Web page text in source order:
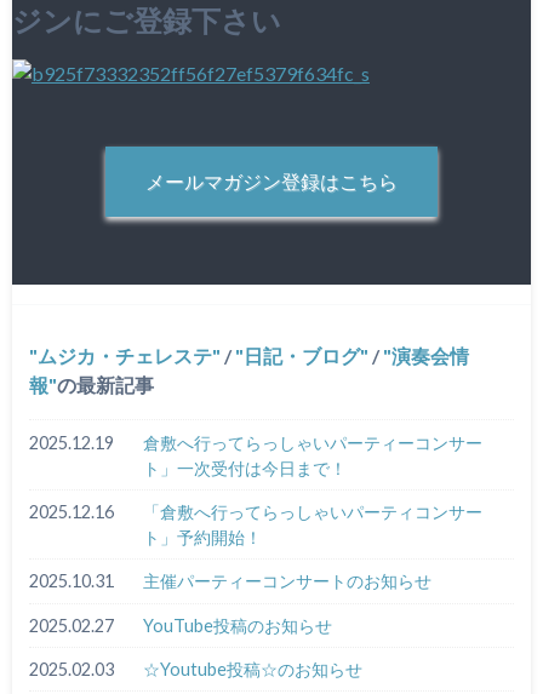
ジンにご登録下さい
メールマガジン登録はこちら
ムジカ・チェレステ / 日記・ブログ / 演奏会情
報 の最新記事
2025.12.19
倉敷へ行ってらっしゃいパーティーコンサー
ト」一次受付は今日まで！
2025.12.16
「倉敷へ行ってらっしゃいパーティコンサー
ト」予約開始！
2025.10.31 主催パーティーコンサートのお知らせ
2025.02.27 YouTube投稿のお知らせ
2025.02.03 ☆Youtube投稿☆のお知らせ